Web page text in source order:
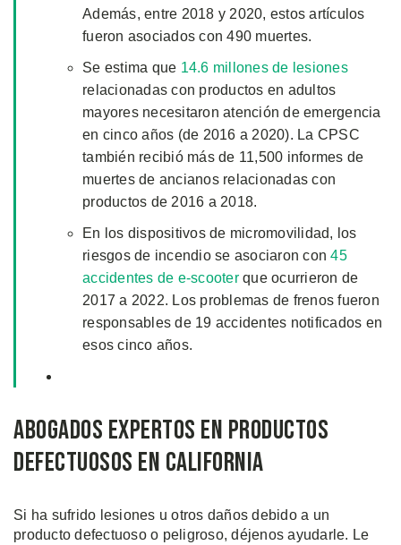
Además, entre 2018 y 2020, estos artículos
fueron asociados con 490 muertes.
Se estima que 14.6 millones de lesiones
relacionadas con productos en adultos
mayores necesitaron atención de emergencia
en cinco años (de 2016 a 2020). La CPSC
también recibió más de 11,500 informes de
muertes de ancianos relacionadas con
productos de 2016 a 2018.
En los dispositivos de micromovilidad, los
riesgos de incendio se asociaron con 45
accidentes de e-scooterque ocurrieron de
2017 a 2022. Los problemas de frenos fueron
responsables de 19 accidentes notificados en
esos cinco años.
Abogados Expertos en Productos
Defectuosos en California
Si ha sufrido lesiones u otros daños debido a un
producto defectuoso o peligroso, déjenos ayudarle. Le